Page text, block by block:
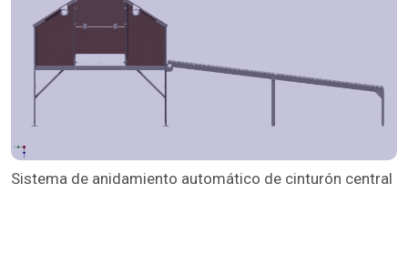
Sistema de anidamiento automático de cinturón central